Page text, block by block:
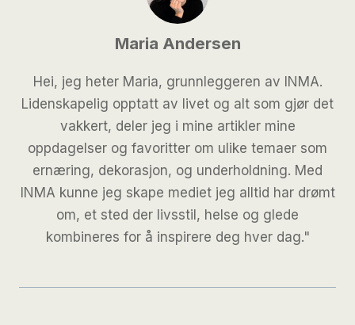
Maria Andersen
Hei, jeg heter Maria, grunnleggeren av INMA.
Lidenskapelig opptatt av livet og alt som gjør det
vakkert, deler jeg i mine artikler mine
oppdagelser og favoritter om ulike temaer som
ernæring, dekorasjon, og underholdning. Med
INMA kunne jeg skape mediet jeg alltid har drømt
om, et sted der livsstil, helse og glede
kombineres for å inspirere deg hver dag."